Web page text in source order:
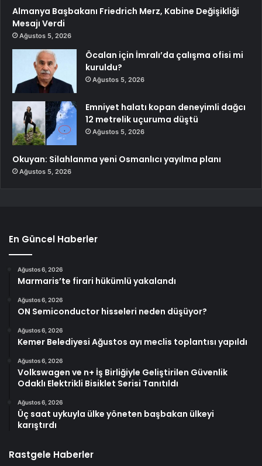
Almanya Başbakanı Friedrich Merz, Kabine Değişikliği
Mesajı Verdi
Ağustos 5, 2026
Öcalan için İmralı’da çalışma ofisi mi
kuruldu?
Ağustos 5, 2026
Emniyet halatı kopan deneyimli dağcı
12 metrelik uçuruma düştü
Ağustos 5, 2026
Okuyan: Silahlanma yeni Osmanlıcı yayılma planı
Ağustos 5, 2026
En Güncel Haberler
Ağustos 6, 2026
Marmaris’te firari hükümlü yakalandı
Ağustos 6, 2026
ON Semiconductor hisseleri neden düşüyor?
Ağustos 6, 2026
Kemer Belediyesi Ağustos ayı meclis toplantısı yapıldı
Ağustos 6, 2026
Volkswagen ve n+ İş Birliğiyle Geliştirilen Güvenlik
Odaklı Elektrikli Bisiklet Serisi Tanıtıldı
Ağustos 6, 2026
Üç saat uykuyla ülke yöneten başbakan ülkeyi
karıştırdı
Rastgele Haberler